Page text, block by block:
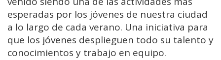
esperadas por los jóvenes de nuestra ciudad
a lo largo de cada verano. Una iniciativa para
que los jóvenes desplieguen todo su talento y
conocimientos y trabajo en equipo.